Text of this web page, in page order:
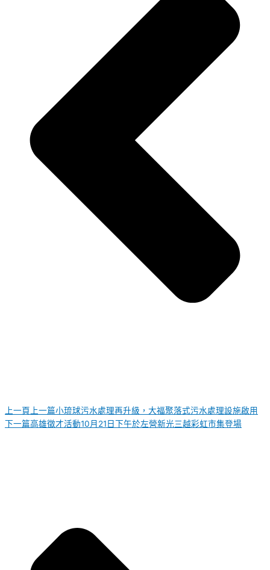
上一頁 上一篇小琉球污水處理再升級，大福聚落式污水處理設施啟用
下一篇高雄徵才活動10月21日下午於左營新光三越彩虹市集登場